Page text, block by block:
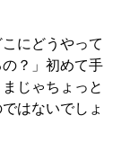
こにどうやって
？」初めて手
じゃちょっと
はないでしょ